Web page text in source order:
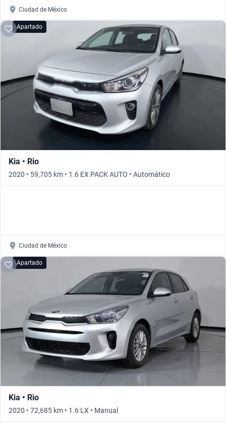
Ciudad de México
Apartado
Kia • Rio
2020 • 59,705 km • 1.6 EX PACK AUTO • Automático
Ciudad de México
Apartado
Kia • Rio
2020 • 72,685 km • 1.6 LX • Manual